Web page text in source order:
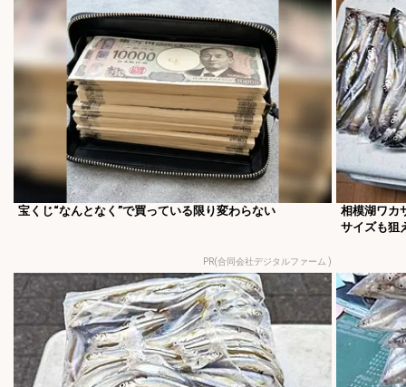
宝くじ“なんとなく”で買っている限り変わらない
PR(合同会社デジタルファーム )
相模湖ワカ
サイズも狙